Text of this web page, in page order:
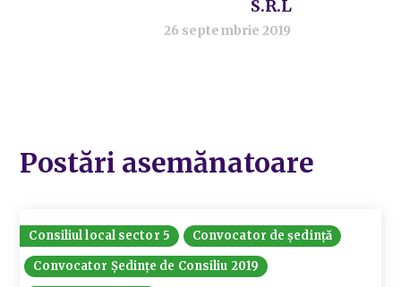
S.R.L
26 septembrie 2019
Postări asemănatoare
Consiliul local sector 5
Convocator de ședință
Convocator Ședințe de Consiliu 2019